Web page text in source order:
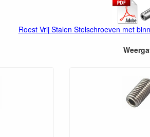
Roest Vrij Stalen Stelschroeven met